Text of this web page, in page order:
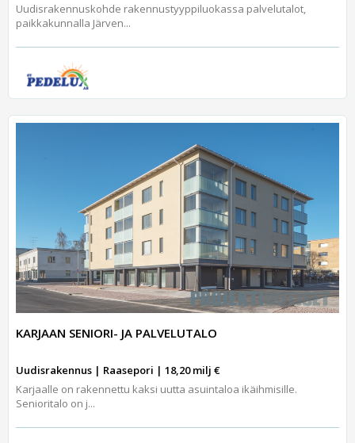
Uudisrakennuskohde rakennustyyppiluokassa palvelutalot,
paikkakunnalla Järven...
KARJAAN SENIORI- JA PALVELUTALO
Uudisrakennus | Raasepori | 18,20 milj €
Karjaalle on rakennettu kaksi uutta asuintaloa ikäihmisille.
Senioritalo on j...